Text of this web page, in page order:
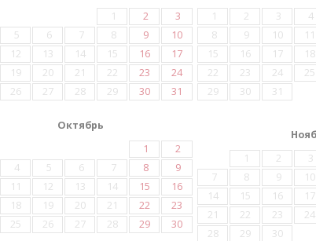
1
2
3
5 6 7 8 9
10
12 13 14 15 16
17
19 20 21 22 23
24
26 27 28 29 30 31
1
2 3 4
8
9 10 11
15
16 17 18
22
23 24 25
29
30 31
Октябрь
1
2
4 5 6 7 8
9
11 12 13 14 15
16
18 19 20 21 22
23
25 26 27 28 29
30
1
2 3
7
8 9 10
14
15 16 17
21
22 23 24
28
29 30